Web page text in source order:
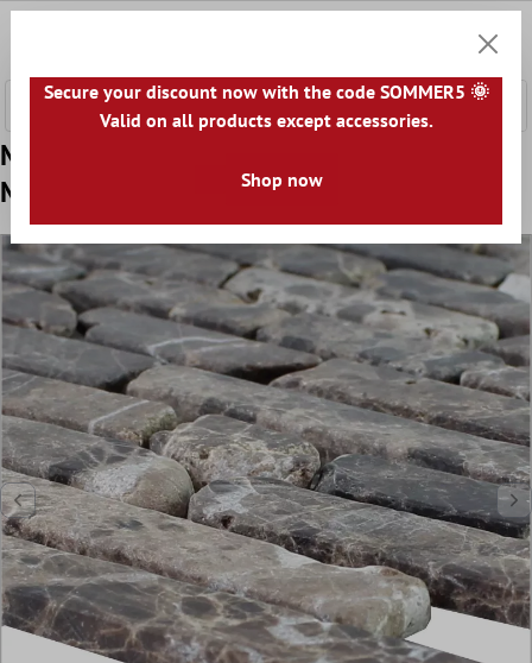
Muster von Marmor Naturstein
Mosaikfliesen Rocky Braun
Secure your discount now with the code SOMMER5 🌞
Valid on all products except accessories.
Shop now